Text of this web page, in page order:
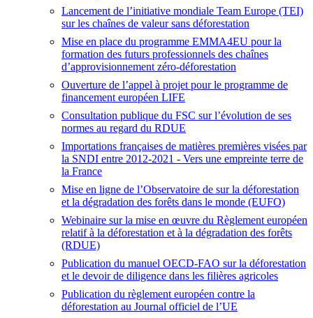
Lancement de l’initiative mondiale Team Europe (TEI)
sur les chaînes de valeur sans déforestation
Mise en place du programme EMMA4EU pour la
formation des futurs professionnels des chaînes
d’approvisionnement zéro-déforestation
Ouverture de l’appel à projet pour le programme de
financement européen LIFE
Consultation publique du FSC sur l’évolution de ses
normes au regard du RDUE
Importations françaises de matières premières visées par
la SNDI entre 2012-2021 - Vers une empreinte terre de
la France
Mise en ligne de l’Observatoire de sur la déforestation
et la dégradation des forêts dans le monde (EUFO)
Webinaire sur la mise en œuvre du Règlement européen
relatif à la déforestation et à la dégradation des forêts
(RDUE)
Publication du manuel OECD-FAO sur la déforestation
et le devoir de diligence dans les filières agricoles
Publication du règlement européen contre la
déforestation au Journal officiel de l’UE